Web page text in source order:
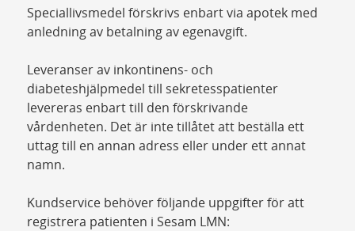
Speciallivsmedel förskrivs enbart via apotek med
anledning av betalning av egenavgift.
Leveranser av inkontinens- och
diabeteshjälpmedel till sekretesspatienter
levereras enbart till den förskrivande
vårdenheten. Det är inte tillåtet att beställa ett
uttag till en annan adress eller under ett annat
namn.
Kundservice behöver följande uppgifter för att
registrera patienten i Sesam LMN: